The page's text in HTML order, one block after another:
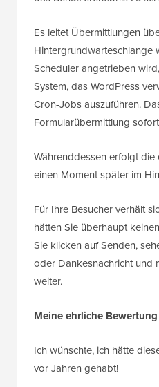
Es leitet Übermittlungen
Hintergrundwarteschlange
Scheduler angetrieben
System, das WordPress
Cron-Jobs auszuführen.
Formularübermittlung
Währenddessen erfolgt
einen Moment später im
Für Ihre Besucher verhält
hätten Sie überhaupt
Sie klicken auf Senden,
oder Dankesnachricht und
weiter.
Meine ehrliche Bewertung
Ich wünschte, ich hätte
vor Jahren gehabt!